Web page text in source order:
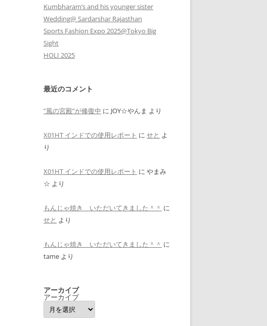
Kumbharam’s and his younger sister
Wedding@ Sardarshar Rajasthan
Sports Fashion Expo 2025@Tokyo Big
Sight
HOLI 2025
最近のコメント
”風の宮殿”が修復中 に JOY☆やんま より
X01HT インドでの使用レポート に せと よ
り
X01HT インドでの使用レポート に やまみ
☆ より
もんじゃ焼き いただいてきました＾＾ に
せと より
もんじゃ焼き いただいてきました＾＾ に
tame より
アーカイブ
アーカイブ